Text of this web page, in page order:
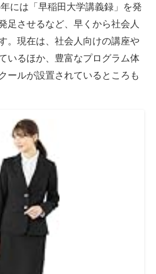
には「早稲田大学講義録」を発
足させるなど、早くから社会人
。現在は、社会人向けの講座や
いるほか、豊富なプログラム体
ールが設置されているところも